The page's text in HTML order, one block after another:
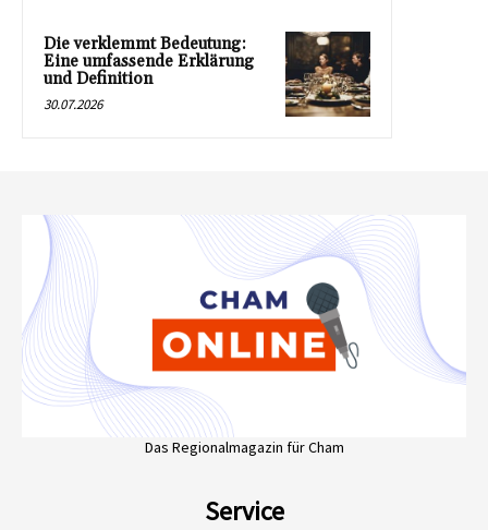
Die verklemmt Bedeutung:
Eine umfassende Erklärung
und Definition
30.07.2026
Das Regionalmagazin für Cham
Service